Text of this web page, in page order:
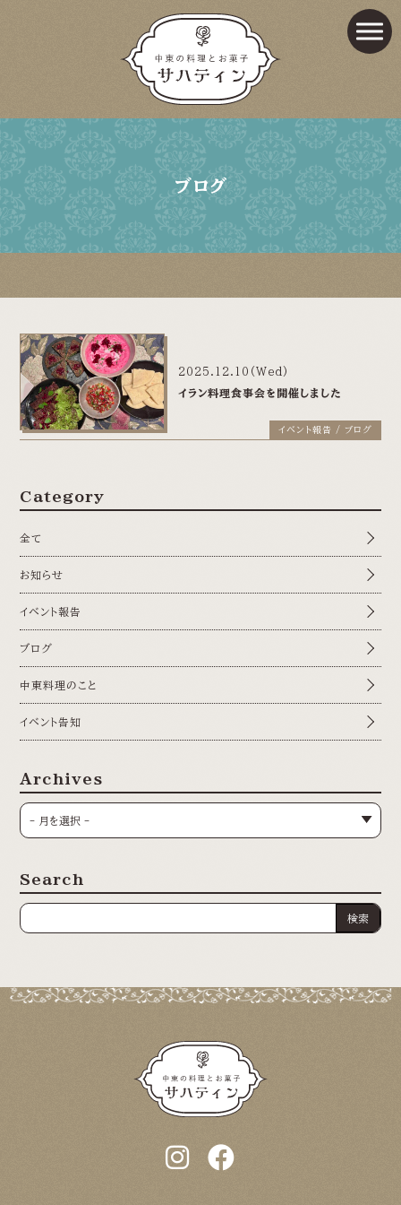
ブログ
イベント報告 / ブログ
2025.12.10(Wed)
イラン料理食事会を開催しました
Category
全て
お知らせ
イベント報告
ブログ
中東料理のこと
イベント告知
Archives
Search